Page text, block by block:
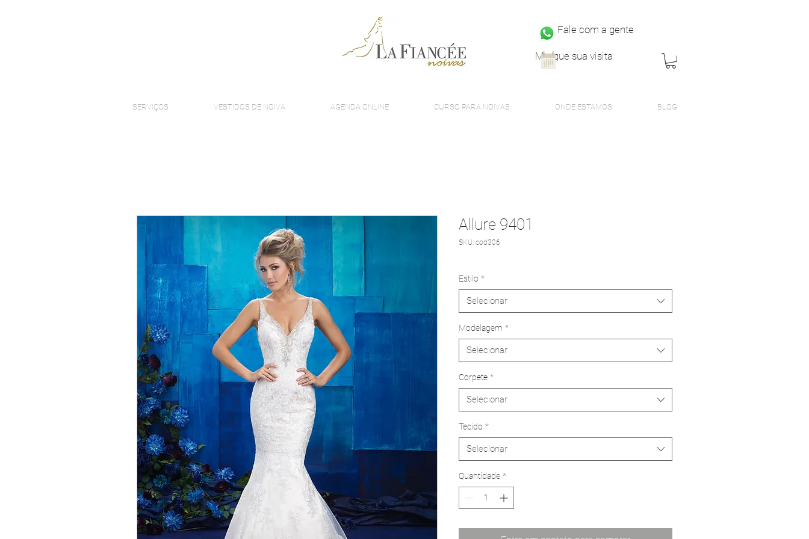
Fale com a gente
Marque sua visita
SERVIÇOS VESTIDOS DE NOIVA AGENDA ONLINE CURSO PARA NOIVAS ONDE ESTAMOS BLOG
Allure 9401
SKU: cod306
Estilo *
Selecionar
Modelagem *
Selecionar
Corpete *
Selecionar
Tecido *
Selecionar
Quantidade *